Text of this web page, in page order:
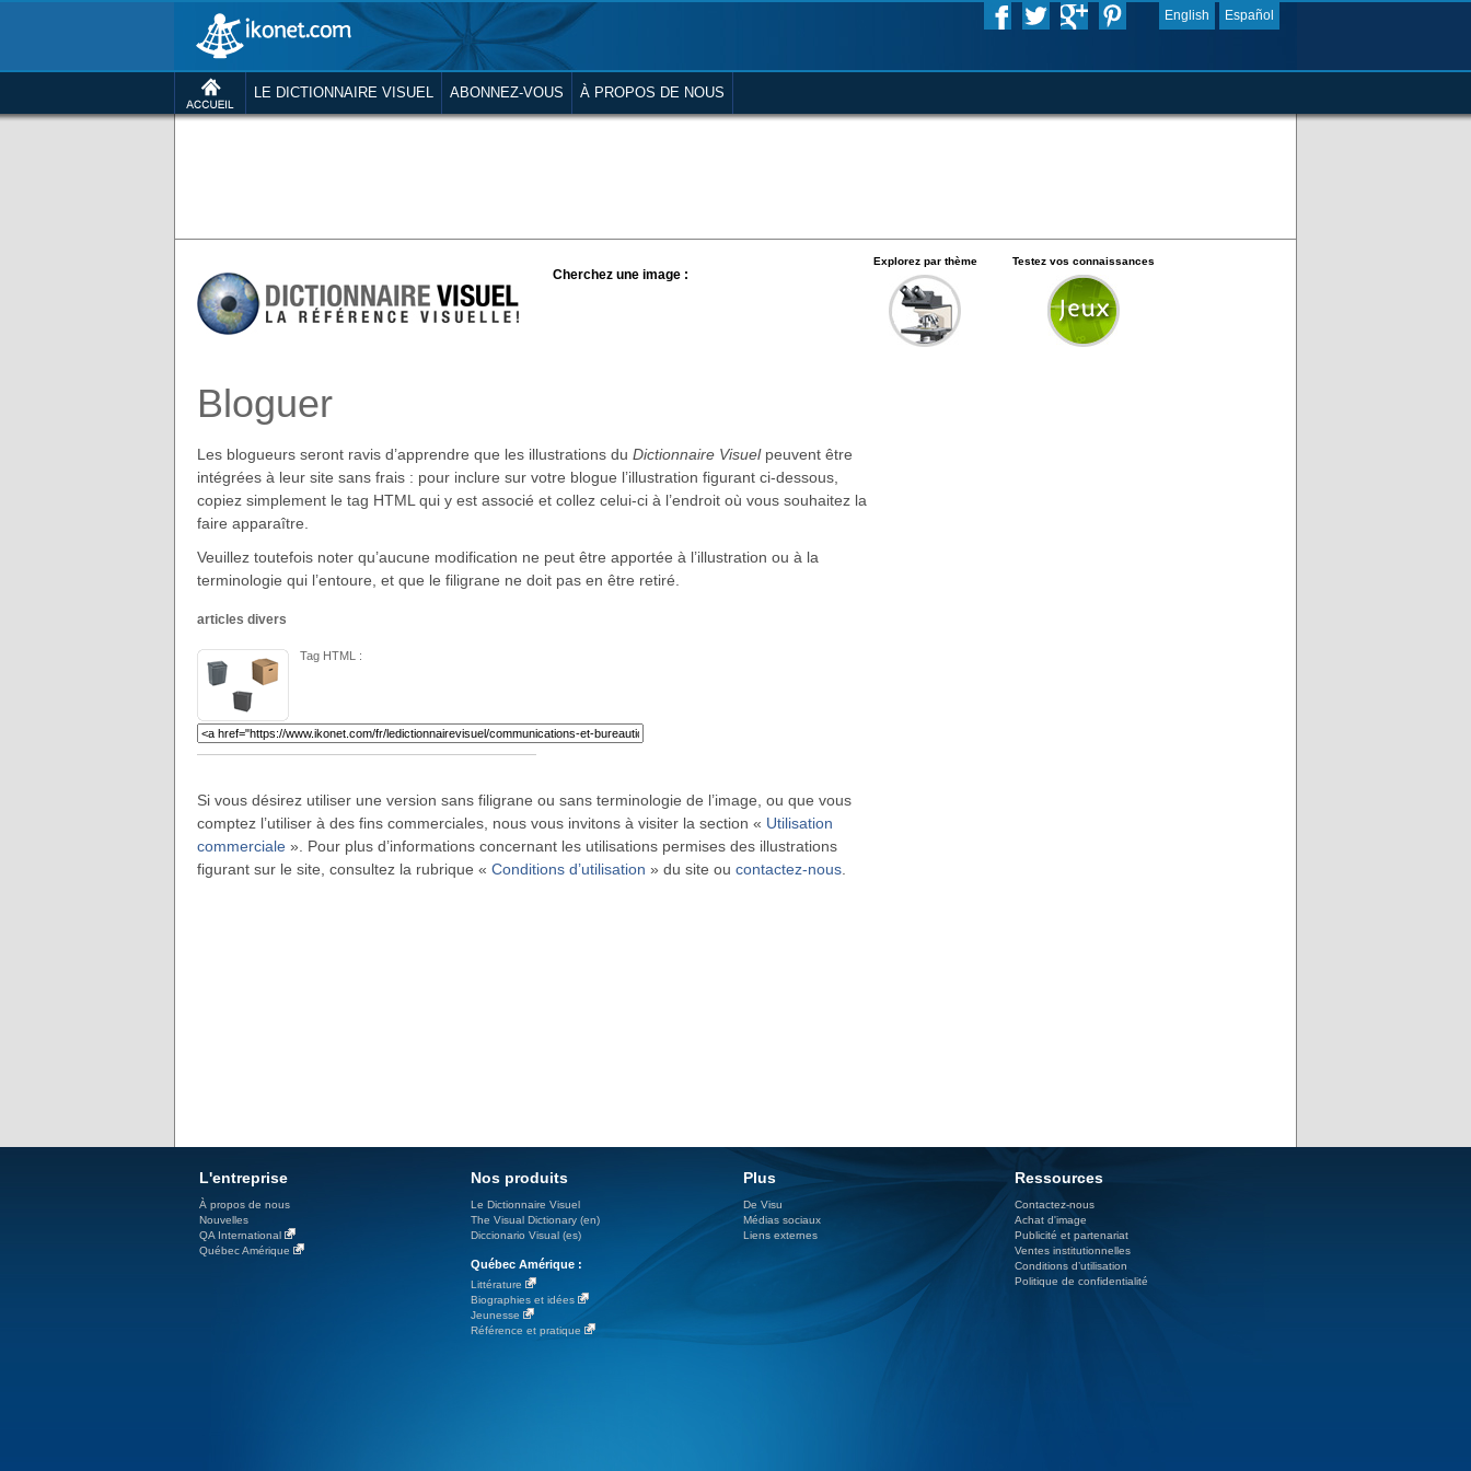
English Español
LE DICTIONNAIRE VISUEL ABONNEZ-VOUS À PROPOS DE NOUS
Cherchez une image :
Explorez par thème Testez vos connaissances
Bloguer
Les blogueurs seront ravis d’apprendre que les illustrations du Dictionnaire Visuelpeuvent être
intégrées à leur site sans frais : pour inclure sur votre blogue l’illustration figurant ci-dessous,
copiez simplement le tag HTML qui y est associé et collez celui-ci à l’endroit où vous souhaitez la
faire apparaître.
Veuillez toutefois noter qu’aucune modification ne peut être apportée à l’illustration ou à la
terminologie qui l’entoure, et que le filigrane ne doit pas en être retiré.
articles divers
Tag HTML :
Si vous désirez utiliser une version sans filigrane ou sans terminologie de l’image, ou que vous
comptez l’utiliser à des fins commerciales, nous vous invitons à visiter la section « Utilisation
commerciale ». Pour plus d’informations concernant les utilisations permises des illustrations
figurant sur le site, consultez la rubrique « Conditions d’utilisation » du site ou contactez-nous
L'entreprise
À propos de nous
Nouvelles
QA International
Québec Amérique
Nos produits
Le Dictionnaire Visuel
The Visual Dictionary (en)
Diccionario Visual (es)
Québec Amérique :
Littérature
Biographies et idées
Jeunesse
Référence et pratique
Plus
De Visu
Médias sociaux
Liens externes
Ressources
Contactez-nous
Achat d'image
Publicité et partenariat
Ventes institutionnelles
Conditions d’utilisation
Politique de confidentialité